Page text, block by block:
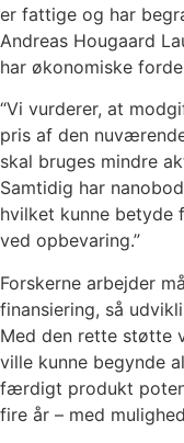
er fattige og har
Andreas Hougaard
har økonomiske
“Vi vurderer, at
pris af den
skal bruges mindre
Samtidig har
hvilket kunne
ved opbevaring.”
Forskerne arbejder
finansiering, så
Med den rette støtte
ville kunne begynde
færdigt produkt
fire år – med